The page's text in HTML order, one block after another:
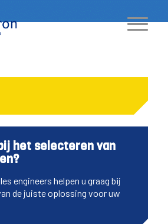
het selecteren van
engineers helpen u graag bij
de juiste oplossing voor uw